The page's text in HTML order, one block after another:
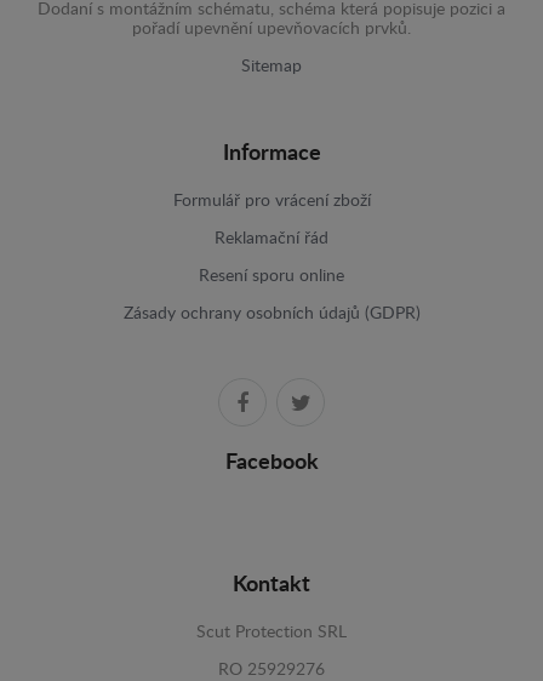
Dodaní s montážním schématu, schéma která popisuje pozici a
pořadí upevnění upevňovacích prvků.
Sitemap
Informace
Formulář pro vrácení zboží
Reklamační řád
Resení sporu online
Zásady ochrany osobních údajů (GDPR)
Facebook
Kontakt
Scut Protection SRL
RO 25929276